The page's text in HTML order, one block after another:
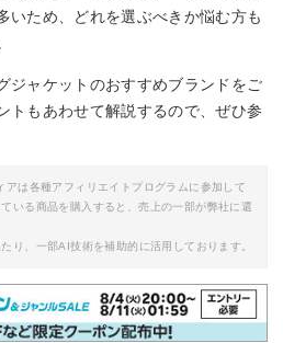
いため、どれを選ぶべきか悩む方も
ジャケットのおすすめブランドをご
トもあわせて解説するので、ぜひ参
は各種アフィリエイトプログラムに参加して
いる商品を購入すると、売上の一部が弊社に還
り、一部AI技術を補助的に活用しております。